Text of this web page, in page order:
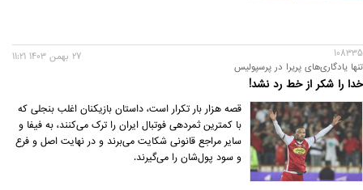
108335
تنها یادگاری‌های پریرا در پرسپولیس
خدا را شکر از خط رد نشد!
27 بهمن 1403 11:21
قصه هزار بار تکرار است، داستان بازیکنان اغلب بنجلی که
با کمترین ثمردهی فوتبال ایران را ترک می‌کنند، به فیفا و
سایر مراجع قانونی شکایت می‌برند و در نهایت اصل و فرع
و سود پول‌شان را می‌گیرند.